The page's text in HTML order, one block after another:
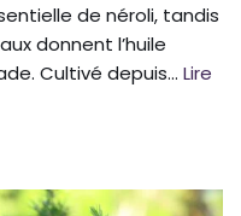
de néroli, tandis
donnent l’huile
Cultivé depuis… Lire